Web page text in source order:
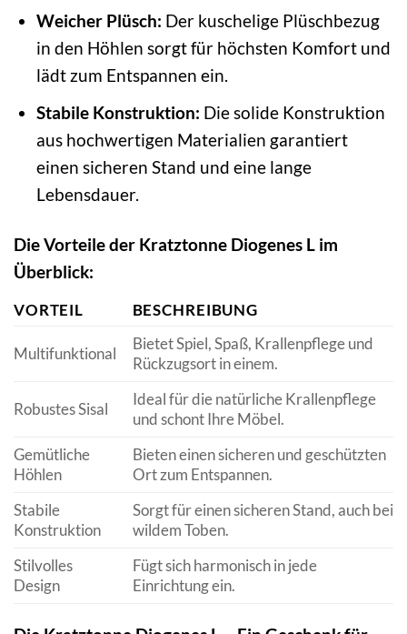
Weicher Plüsch: Der kuschelige Plüschbezug
in den Höhlen sorgt für höchsten Komfort und
lädt zum Entspannen ein.
Stabile Konstruktion: Die solide Konstruktion
aus hochwertigen Materialien garantiert
einen sicheren Stand und eine lange
Lebensdauer.
Die Vorteile der Kratztonne Diogenes L im
Überblick:
VORTEIL BESCHREIBUNG
Multifunktional
Bietet Spiel, Spaß, Krallenpflege und
Rückzugsort in einem.
Robustes Sisal
Ideal für die natürliche Krallenpflege
und schont Ihre Möbel.
Gemütliche
Höhlen
Bieten einen sicheren und geschützten
Ort zum Entspannen.
Stabile
Konstruktion
Sorgt für einen sicheren Stand, auch bei
wildem Toben.
Stilvolles
Design
Fügt sich harmonisch in jede
Einrichtung ein.